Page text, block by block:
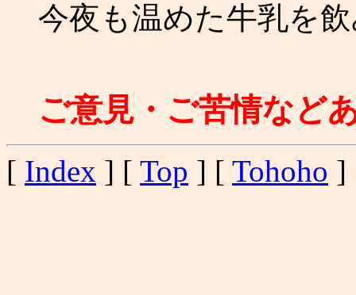
今夜も温めた牛乳を
ご意見・ご苦情など
[ Index ] [ Top ] [ Tohoho ]